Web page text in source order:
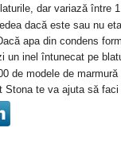
dar variază între
dacă este sau nu
apa din condens
un inel întunecat pe
de modele de
Stona te va ajuta să